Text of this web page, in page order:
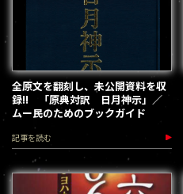
全原文を翻刻し、未公開資料を収
録!! 「原典対訳 日月神示」／
ムー民のためのブックガイド
記事を読む